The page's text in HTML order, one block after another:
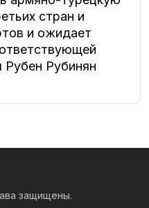
стран и
и ожидает
Рубен Рубинян
защищены.